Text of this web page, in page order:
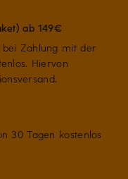
ab 149€
Zahlung mit der
Hiervon
30 Tagen kostenlos